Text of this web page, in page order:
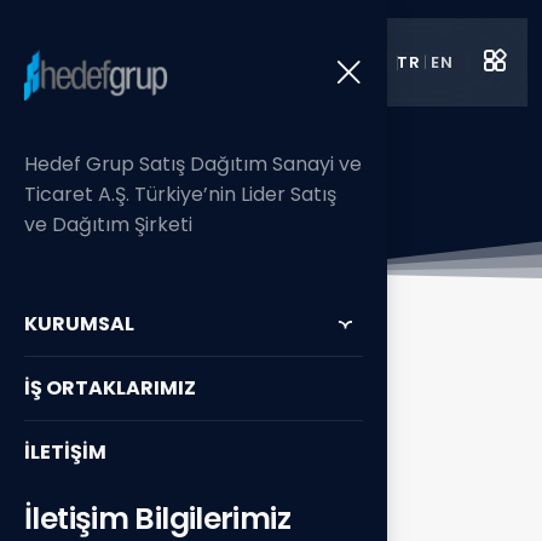
TR | EN
Hedef Grup Satış Dağıtım Sanayi ve
Ticaret A.Ş. Türkiye’nin Lider Satış
ve Dağıtım Şirketi
KURUMSAL
İŞ ORTAKLARIMIZ
İLETİŞİM
İletişim Bilgilerimiz
İş Ortaklarımız
Anasayfa / İş Ortaklarımız/ KraftHeinz
Markalarımız /
Ürünlerimiz